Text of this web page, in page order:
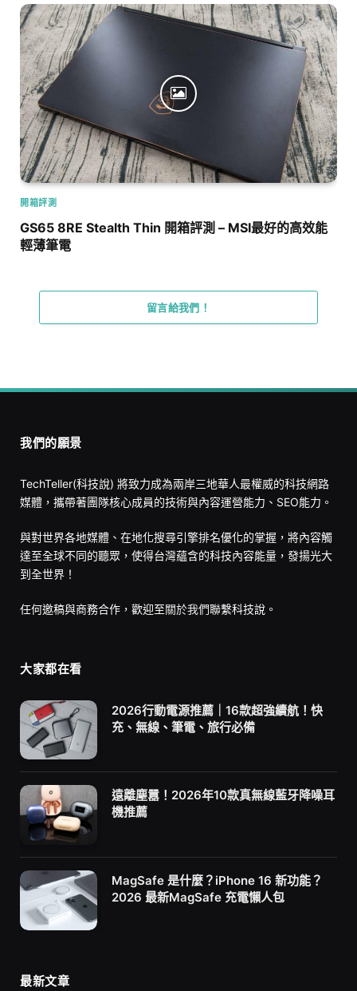
開箱評測
GS65 8RE Stealth Thin 開箱評測 – MSI最好的高效能
輕薄筆電
留言給我們！
我們的願景
TechTeller(科技說) 將致力成為兩岸三地華人最權威的科技網路
媒體，攜帶著團隊核心成員的技術與內容運營能力、SEO能力。
與對世界各地媒體、在地化搜尋引擎排名優化的掌握，將內容觸
達至全球不同的聽眾，使得台灣蘊含的科技內容能量，發揚光大
到全世界！
任何邀稿與商務合作，歡迎至關於我們聯繫科技說。
大家都在看
2026行動電源推薦｜16款超強續航！快
充、無線、筆電、旅行必備
遠離塵囂！2026年10款真無線藍牙降噪耳
機推薦
MagSafe 是什麼？iPhone 16 新功能？
2026 最新MagSafe 充電懶人包
最新文章